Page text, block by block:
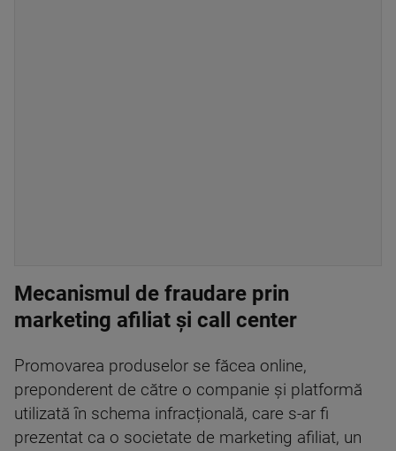
Mecanismul de fraudare prin
marketing afiliat și call center
Promovarea produselor se făcea online,
preponderent de către o companie și platformă
utilizată în schema infracțională, care s-ar fi
prezentat ca o societate de marketing afiliat, un